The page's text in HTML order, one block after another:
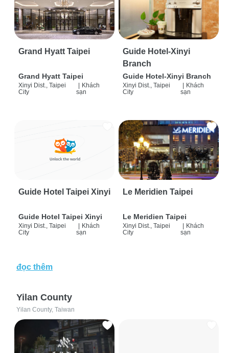
Grand Hyatt Taipei
Grand Hyatt Taipei
Xinyi Dist., Taipei
City
Khách
sạn
Guide Hotel-Xinyi
Branch
Guide Hotel-Xinyi Branch
Xinyi Dist., Taipei
City
Khách
sạn
Guide Hotel Taipei Xinyi
Guide Hotel Taipei Xinyi
Xinyi Dist., Taipei
City
| Khách
sạn
Le Meridien Taipei
Le Meridien Taipei
Xinyi Dist., Taipei
City
| Khách
sạn
đọc thêm
Yilan County
Yilan County, Taiwan